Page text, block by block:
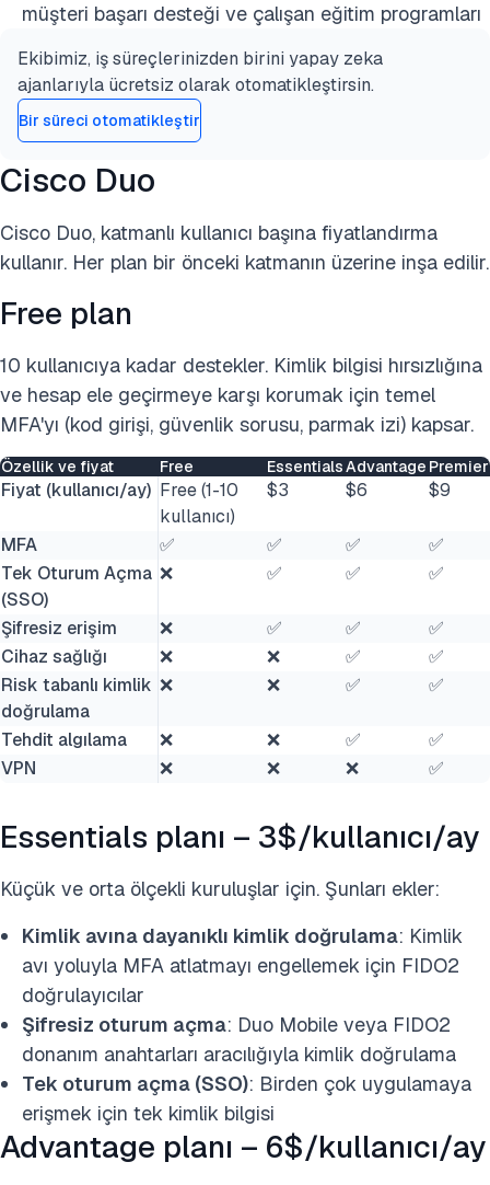
müşteri başarı desteği ve çalışan eğitim programları
Ekibimiz, iş süreçlerinizden birini yapay zeka
ajanlarıyla ücretsiz olarak otomatikleştirsin.
Bir süreci otomatikleştir
Cisco Duo
Cisco Duo, katmanlı kullanıcı başına fiyatlandırma
kullanır. Her plan bir önceki katmanın üzerine inşa edilir.
Free plan
10 kullanıcıya kadar destekler. Kimlik bilgisi hırsızlığına
ve hesap ele geçirmeye karşı korumak için temel
MFA'yı (kod girişi, güvenlik sorusu, parmak izi) kapsar.
Özellik ve fiyat Free EssentialsAdvantage Premier
Fiyat (kullanıcı/ay) Free (1-10
kullanıcı)
$3 $6 $9
MFA ✅ ✅ ✅
✅
Tek Oturum Açma
(SSO)
❌ ✅ ✅ ✅
Şifresiz erişim ❌ ✅ ✅
✅
Cihaz sağlığı
❌ ❌ ✅
✅
Risk tabanlı kimlik
doğrulama
❌ ❌ ✅ ✅
Tehdit algılama ❌ ❌ ✅
✅
VPN
❌ ❌ ❌ ✅
Essentials planı – 3$/kullanıcı/ay
Küçük ve orta ölçekli kuruluşlar için. Şunları ekler:
Kimlik avına dayanıklı kimlik doğrulama: Kimlik
avı yoluyla MFA atlatmayı engellemek için FIDO2
doğrulayıcılar
Şifresiz oturum açma: Duo Mobile veya FIDO2
donanım anahtarları aracılığıyla kimlik doğrulama
Tek oturum açma (SSO): Birden çok uygulamaya
erişmek için tek kimlik bilgisi
Advantage planı – 6$/kullanıcı/ay